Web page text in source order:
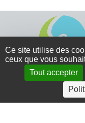
4 rue Crec’h-
22810 Belle
Ce site utilise des
ceux que vous
Tout accepter